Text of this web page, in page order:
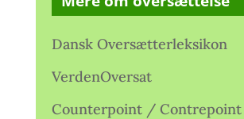
Dansk Oversætterleksikon
VerdenOversat
Counterpoint / Contrepoint